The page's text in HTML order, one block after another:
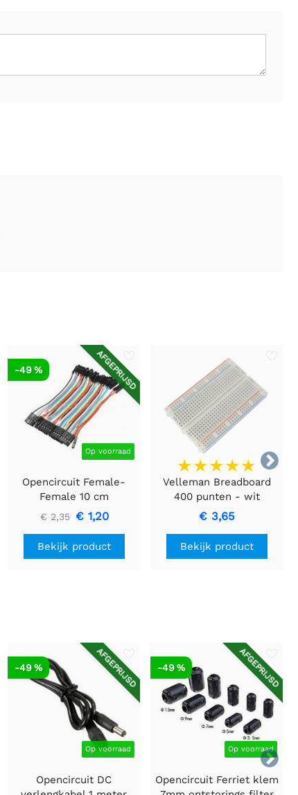

AFGEPRIJSD
Op voorraad
-49 %
Opencircuit Female-
Female 10 cm
bandkabel 40 stuks
€ 2,35 € 1,20
Bekijk product
Velleman Breadboard
400 punten - wit
€ 3,65
Bekijk product

AFGEPRIJSD
Op voorraad
-49 %
Opencircuit DC
AFGEPRIJSD
Op voorraad
-49 %
Opencircuit Ferriet klem